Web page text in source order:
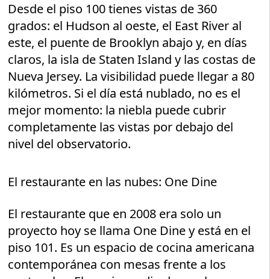
Desde el piso 100 tienes vistas de 360
grados: el Hudson al oeste, el East River al
este, el puente de Brooklyn abajo y, en días
claros, la isla de Staten Island y las costas de
Nueva Jersey. La visibilidad puede llegar a 80
kilómetros. Si el día está nublado, no es el
mejor momento: la niebla puede cubrir
completamente las vistas por debajo del
nivel del observatorio.
El restaurante en las nubes: One Dine
El restaurante que en 2008 era solo un
proyecto hoy se llama One Dine y está en el
piso 101. Es un espacio de cocina americana
contemporánea con mesas frente a los